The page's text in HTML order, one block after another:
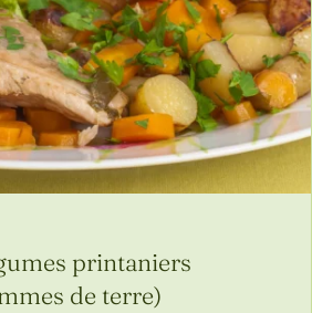
printaniers
de terre)